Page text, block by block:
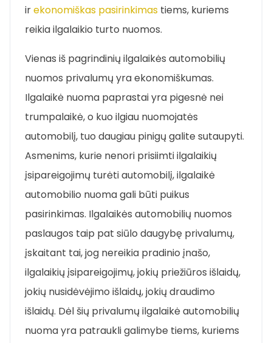
irekonomiškas pasirinkimas tiems, kuriems
reikia ilgalaikio turto nuomos.
Vienas iš pagrindinių ilgalaikės automobilių
nuomos privalumų yra ekonomiškumas.
Ilgalaikė nuoma paprastai yra pigesnė nei
trumpalaikė, o kuo ilgiau nuomojatės
automobilį, tuo daugiau pinigų galite sutaupyti.
Asmenims, kurie nenori prisiimti ilgalaikių
įsipareigojimų turėti automobilį, ilgalaikė
automobilio nuoma gali būti puikus
pasirinkimas. Ilgalaikės automobilių nuomos
paslaugos taip pat siūlo daugybę privalumų,
įskaitant tai, jog nereikia pradinio įnašo,
ilgalaikių įsipareigojimų, jokių priežiūros išlaidų,
jokių nusidėvėjimo išlaidų, jokių draudimo
išlaidų. Dėl šių privalumų ilgalaikė automobilių
nuoma yra patraukli galimybe tiems, kuriems